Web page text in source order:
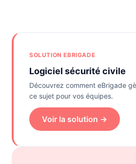
SOLUTION EBRIGADE
Logiciel sécurité civile
Découvrez comment eBrigade
ce sujet pour vos équipes.
Voir la solution →